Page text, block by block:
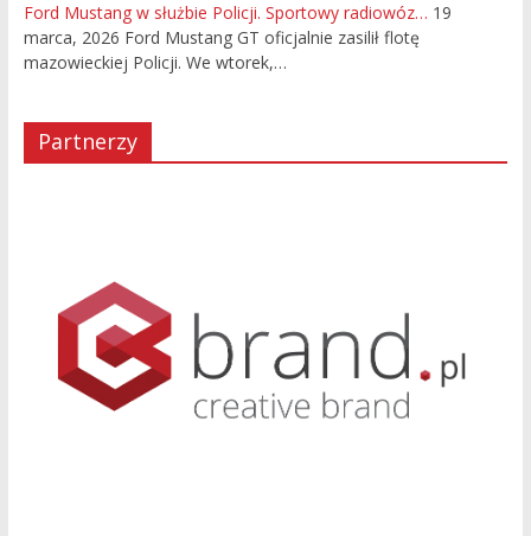
Ford Mustang w służbie Policji. Sportowy radiowóz… 19
marca, 2026 Ford Mustang GT oficjalnie zasilił flotę
mazowieckiej Policji. We wtorek,…
Partnerzy